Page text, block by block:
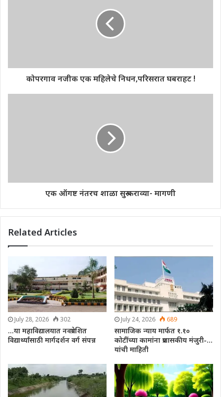
कोपरगाव नजीक एक महिलेचे निधन,परिसरात घबराहट !
एक ऑगष्ट नंतरच शाळा सुरु कराव्या- मागणी
Related Articles
July 28, 2026 302
…या महाविद्यालयात नवप्रवेशित
विद्यार्थ्यांसाठी मार्गदर्शन वर्ग संपन्न
July 24, 2026 689
सामाजिक न्याय मार्फत १.१०
कोटींच्या कामांना प्रशासकीय मंजुरी-…
यांची माहिती